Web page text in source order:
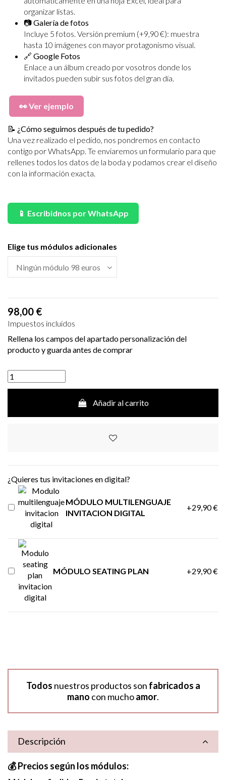
organizar listas.
📷Galería de fotos
Incluye 5 fotos. Versión premium (+9,90 €): muestra
hasta 10 imágenes con mayor protagonismo visual.
🔗 Google Fotos
Enlace a un álbum creado por vosotros donde los
invitados pueden subir sus fotos del gran día.
👀 Ver ejemplo
📝 ¿Cómo seguimos después de tu pedido?
Una vez realizado el pedido, nos pondremos en contacto
contigo por WhatsApp. Te enviaremos un formulario para que
rellenes todos los datos de la boda y podamos crear el diseño
con la información exacta.
📱 Escribidnos por WhatsApp
Elige tus módulos adicionales
98,00 €
Impuestos incluidos
Rellena los campos del apartado personalización del
producto y guarda antes de comprar
Añadir al carrito
¿Quieres tus invitaciones en digital?
MÓDULO MULTILENGUAJE
INVITACION DIGITAL
+29,90 €
MÓDULO SEATING PLAN +29,90 €
Todos nuestros productos son fabricados a
mano con muchoamor.
Descripción
💰 Precios según los módulos: